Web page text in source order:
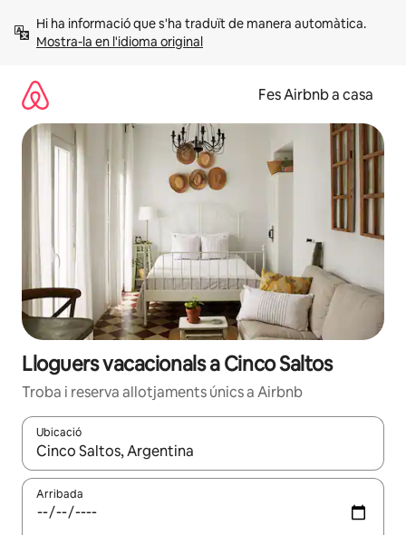
Mostra-la en l'idioma original
Fes Airbnb a casa
Lloguers vacacionals a Cinco Saltos
Troba i reserva allotjaments únics a Airbnb
Ubicació
Quan els resultats estiguin disponibles, podràs navegar-hi a
Arribada